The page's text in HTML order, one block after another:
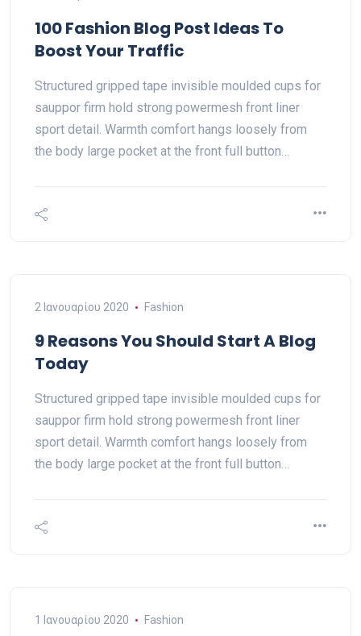
100 Fashion Blog Post Ideas To
Boost Your Traffic
Structured gripped tape invisible moulded cups for
sauppor firm hold strong powermesh front liner
sport detail. Warmth comfort hangs loosely from
the body large pocket at the front full button…
2 Ιανουαρίου 2020 Fashion
9 Reasons You Should Start A Blog
Today
Structured gripped tape invisible moulded cups for
sauppor firm hold strong powermesh front liner
sport detail. Warmth comfort hangs loosely from
the body large pocket at the front full button…
1 Ιανουαρίου 2020 Fashion